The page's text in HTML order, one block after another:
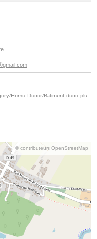
Home-Decor/Batiment-deco-plu
© contributeurs OpenStreetMap